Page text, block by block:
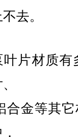
去。
片材质
合金等其